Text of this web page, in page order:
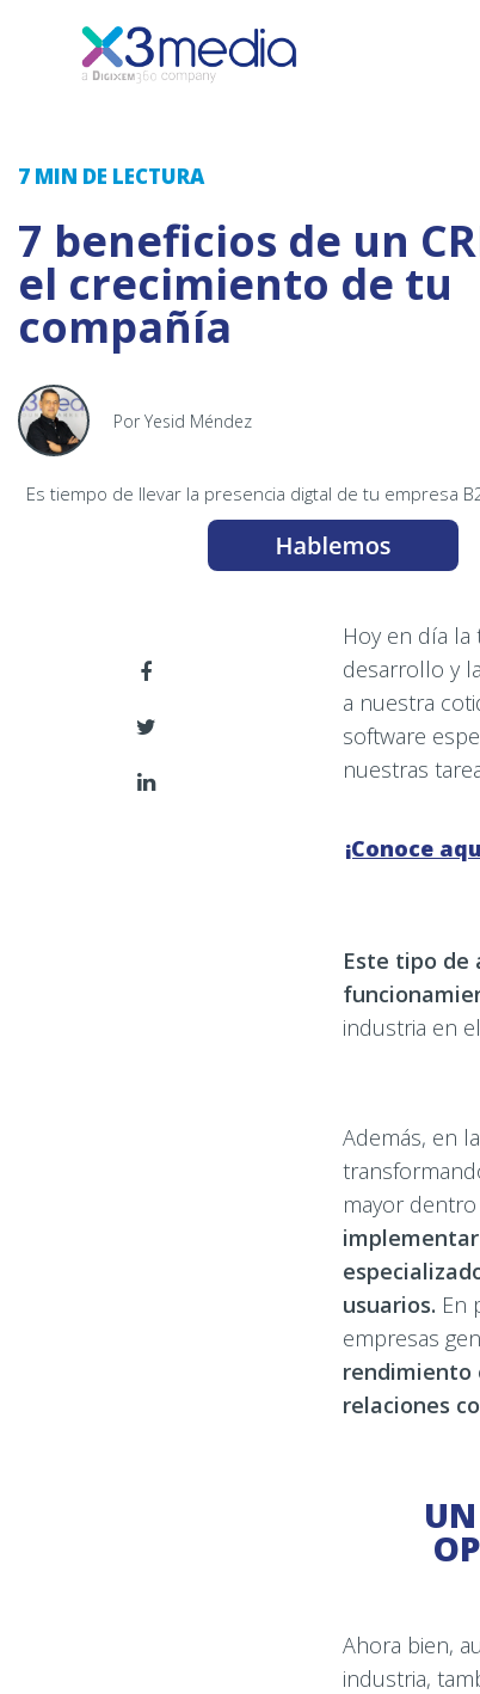
7 MIN DE LECTURA
7 beneficios de un
el crecimiento de tu
compañía
Por Yesid Méndez
Es tiempo de llevar la presencia digtal de tu empresa
Hoy en día
desarrollo y
a nuestra
software
nuestras
¡Conoce
Este tipo de
industria en
Además, en
mayor
usuarios. En
empresas
rendimiento
relaciones
Ahora bien,
industria,